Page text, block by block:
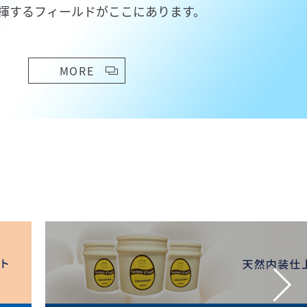
するフィールドがここにあります。
MORE